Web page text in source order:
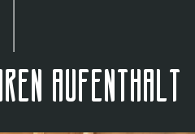
Aufenthalt